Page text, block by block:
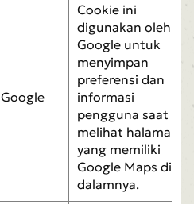
Google
Cookie ini
digunakan oleh
Google untuk
menyimpan
preferensi dan
informasi
pengguna saat
melihat halaman
yang memiliki
Google Maps di
dalamnya.